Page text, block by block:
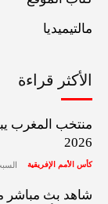
مالتيميديا
الأكثر قراءة
منتخب المغرب
2026
كأس الأمم الإفريقية السبت، 10
شاهد بث مباشر